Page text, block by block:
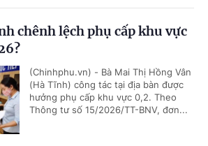
chênh lệch phụ cấp khu vực
(Chinhphu.vn) - Bà Mai Thị Hồng Vân
(Hà Tĩnh) công tác tại địa bàn được
hưởng phụ cấp khu vực 0,2. Theo
Thông tư số 15/2026/TT-BNV, đơn...